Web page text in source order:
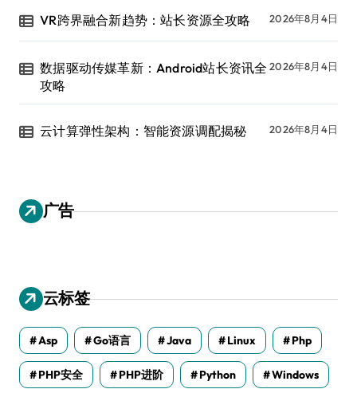
VR跨界融合新趋势：站长资源全攻略 2026年8月4日
数据驱动传媒革新：Android站长资讯全
攻略
2026年8月4日
云计算弹性架构：智能资源调配揭秘 2026年8月4日
广告
云标签
Asp Go语言 Java Linux Php
PHP安全 PHP进阶 Python Windows